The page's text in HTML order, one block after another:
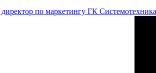
по маркетингу ГК Системотехника